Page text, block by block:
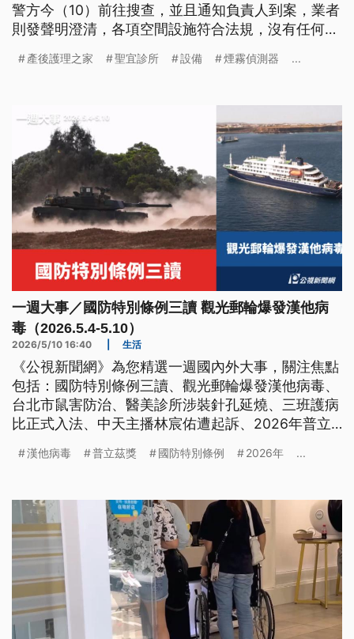
警方今（10）前往搜查，並且通知負責人到案，業者
則發聲明澄清，各項空間設施符合法規，沒有任何違
產後護理之家 聖宜診所 設備 煙霧偵測器 ...
一週大事／國防特別條例三讀 觀光郵輪爆發漢他病
毒（2026.5.4-5.10）
2026/5/10 16:40 生活
《公視新聞網》為您精選一週國內外大事，關注焦點
包括：國防特別條例三讀、觀光郵輪爆發漢他病毒、
台北市鼠害防治、醫美診所涉裝針孔延燒、三班護病
比正式入法、中天主播林宸佑遭起訴、2026年普立
漢他病毒 普立茲獎 國防特別條例 2026年 ...